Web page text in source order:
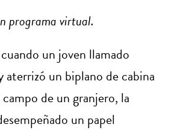
programa virtual.
un joven llamado
aterrizó un biplano de cabina
de un granjero, la
un papel